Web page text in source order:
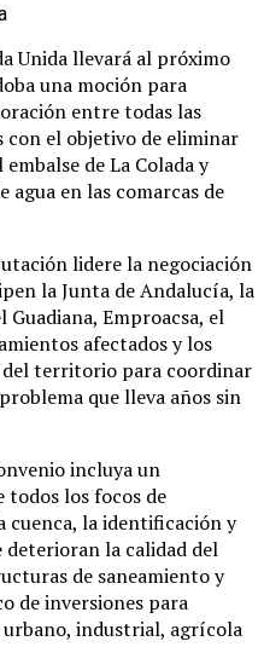
Unida llevará al próximo
una moción para
entre todas las
el objetivo de eliminar
de La Colada y
en las comarcas de
lidere la negociación
la Junta de Andalucía, la
Emproacsa, el
afectados y los
del territorio para coordinar
que lleva años sin
incluya un
los focos de
cuenca, la identificación y
la calidad del
de saneamiento y
de inversiones para
industrial, agrícola